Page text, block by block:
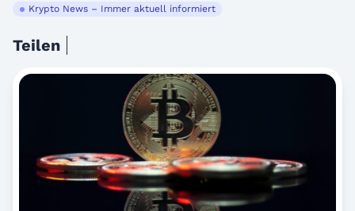
Krypto News – Immer aktuell informiert
Teilen